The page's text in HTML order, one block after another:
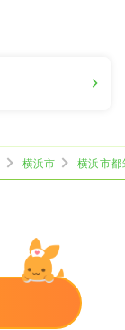
横浜市
横浜市都